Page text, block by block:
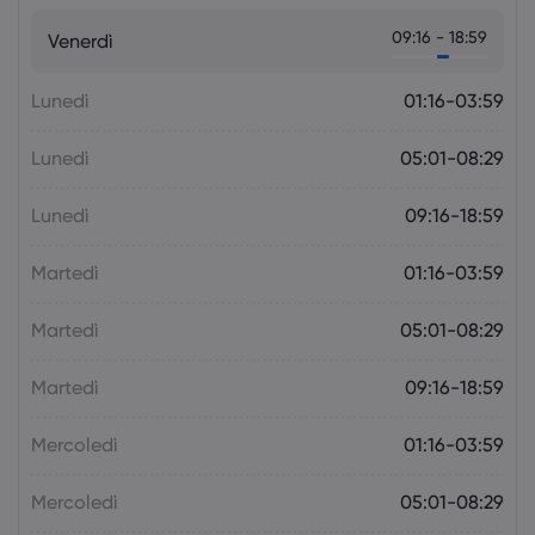
della politica monetaria si sposta sulla
Venerdì 09:16 - 18:59
Lunedì 01:16-03:59
Lunedì 05:01-08:29
Lunedì 09:16-18:59
Martedì 01:16-03:59
Martedì 05:01-08:29
Martedì 09:16-18:59
Mercoledì 01:16-03:59
Mercoledì 05:01-08:29